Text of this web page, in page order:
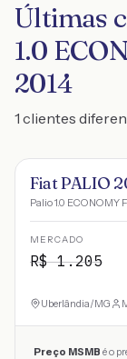
Últimas
1.0
2014
1 clientes
Fiat PALIO
Palio 1.0 ECONOMY
MERCADO
R$1.205
Uberlândia/MG
Preço MSMB é o